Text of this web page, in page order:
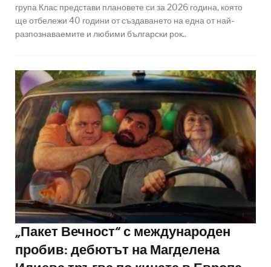
група Клас представи плановете си за 2026 година, която
ще отбележи 40 години от създаването на една от най-
разпознаваемите и любими български рок..
„Пакет Вечност“ с международен
пробив: дебютът на Магделена